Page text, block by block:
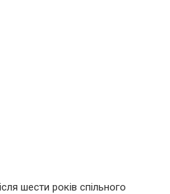
шести років спільного